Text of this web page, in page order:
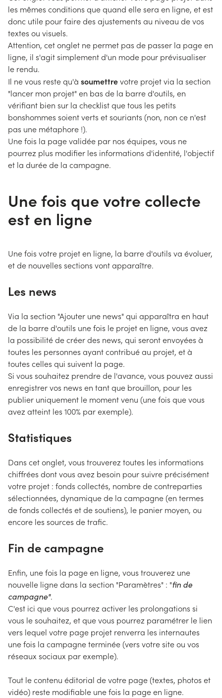
les mêmes conditions que quand elle sera en ligne, et est
donc utile pour faire des ajustements au niveau de vos
textes ou visuels.
Attention, cet onglet ne permet pas de passer la page en
ligne, il s'agit simplement d'un mode pour prévisualiser
le rendu.
Il ne vous reste qu'à soumettrevotre projet via la section
"lancer mon projet" en bas de la barre d'outils, en
vérifiant bien sur la checklist que tous les petits
bonshommes soient verts et souriants (non, non ce n'est
pas une métaphore !).
Une fois la page validée par nos équipes, vous ne
pourrez plus modifier les informations d'identité, l'objectif
et la durée de la campagne.
Une fois que votre collecte
est en ligne
Une fois votre projet en ligne, la barre d'outils va évoluer,
et de nouvelles sections vont apparaître.
Les news
Via la section "Ajouter une news" qui apparaîtra en haut
de la barre d'outils une fois le projet en ligne, vous avez
la possibilité de créer des news, qui seront envoyées à
toutes les personnes ayant contribué au projet, et à
toutes celles qui suivent la page.
Si vous souhaitez prendre de l'avance, vous pouvez aussi
enregistrer vos news en tant que brouillon, pour les
publier uniquement le moment venu (une fois que vous
avez atteint les 100% par exemple).
Statistiques
Dans cet onglet, vous trouverez toutes les informations
chiffrées dont vous avez besoin pour suivre précisément
votre projet : fonds collectés, nombre de contreparties
sélectionnées, dynamique de la campagne (en termes
de fonds collectés et de soutiens), le panier moyen, ou
encore les sources de trafic.
Fin de campagne
Enfin, une fois la page en ligne, vous trouverez une
nouvelle ligne dans la section "Paramètres" : "fin de
campagne".
C'est ici que vous pourrez activer les prolongations si
vous le souhaitez, et que vous pourrez paramétrer le lien
vers lequel votre page projet renverra les internautes
une fois la campagne terminée (vers votre site ou vos
réseaux sociaux par exemple).
Tout le contenu éditorial de votre page (textes, photos et
vidéo) reste modifiable une fois la page en ligne.